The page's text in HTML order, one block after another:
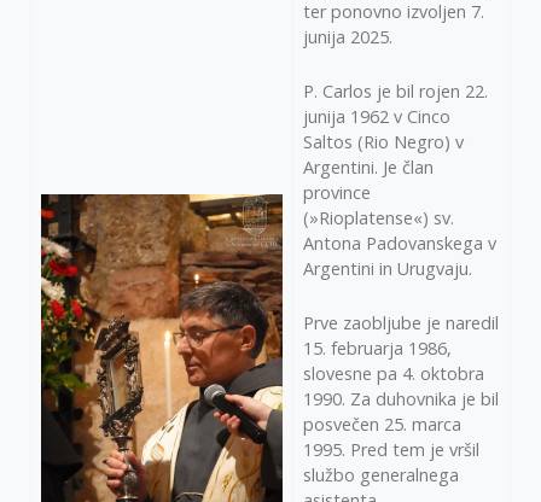
ter ponovno izvoljen 7.
junija 2025.
P. Carlos je bil rojen 22.
junija 1962 v Cinco
Saltos (Rio Negro) v
Argentini. Je član
province
(»Rioplatense«) sv.
Antona Padovanskega v
Argentini in Urugvaju.
Prve zaobljube je naredil
15. februarja 1986,
slovesne pa 4. oktobra
1990. Za duhovnika je bil
posvečen 25. marca
1995. Pred tem je vršil
službo generalnega